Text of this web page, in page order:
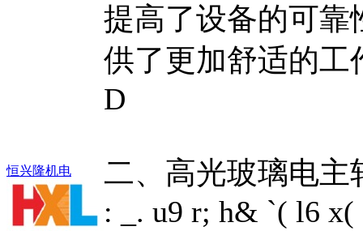
恒兴隆机电
提高了设备的可靠
供了更加舒适的工
D
二、高光玻璃电主
: _. u9 r; h& `( l6 x(